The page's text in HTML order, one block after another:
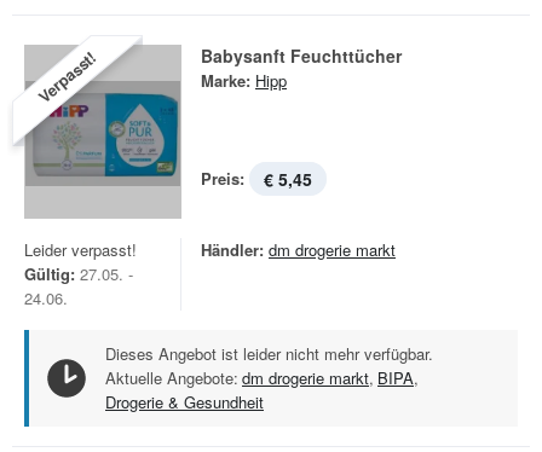
Verpasst! Babysanft Feuchttücher
Marke: Hipp
Preis: € 5,45
Leider verpasst!
Gültig: 27.05. -
24.06.
Händler: dm drogerie markt
Dieses Angebot ist leider nicht mehr verfügbar.
Aktuelle Angebote: dm drogerie markt, BIPA,
Drogerie & Gesundheit